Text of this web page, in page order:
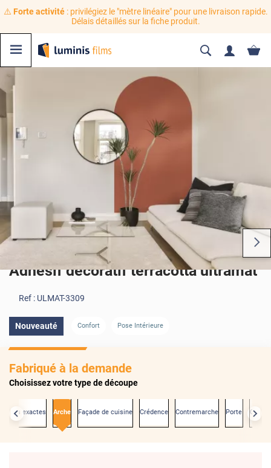
⚠️ Forte activité: privilégiez le "mètre linéaire" pour une livraison rapide.
Délais détaillés sur la fiche produit.
Adhésif décoratif terracotta ultramat
Ref : ULMAT-3309
Nouveauté Confort Pose Intérieure
Fabriqué à la demande
Choisissez votre type de découpe
exactes Arche Façade de cuisine Crédence Contremarche Porte